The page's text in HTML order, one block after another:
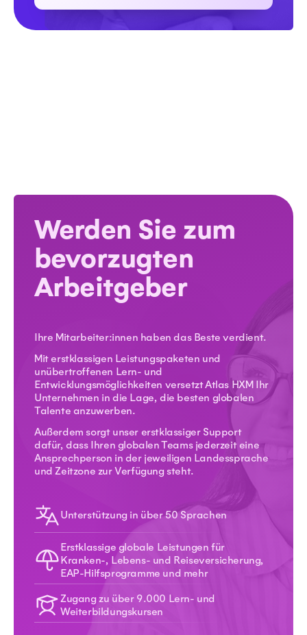
Werden Sie zum
bevorzugten
Arbeitgeber
Ihre Mitarbeiter:innen haben das Beste verdient.
Mit erstklassigen Leistungspaketen und
unübertroffenen Lern- und
Entwicklungsmöglichkeiten versetzt Atlas HXM Ihr
Unternehmen in die Lage, die besten globalen
Talente anzuwerben.
Außerdem sorgt unser erstklassiger Support
dafür, dass Ihren globalen Teams jederzeit eine
Ansprechperson in der jeweiligen Landessprache
und Zeitzone zur Verfügung steht.
Unterstützung in über 50 Sprachen
Erstklassige globale Leistungen für
Kranken-, Lebens- und Reiseversicherung,
EAP-Hilfsprogramme und mehr
Zugang zu über 9.000 Lern- und
Weiterbildungskursen